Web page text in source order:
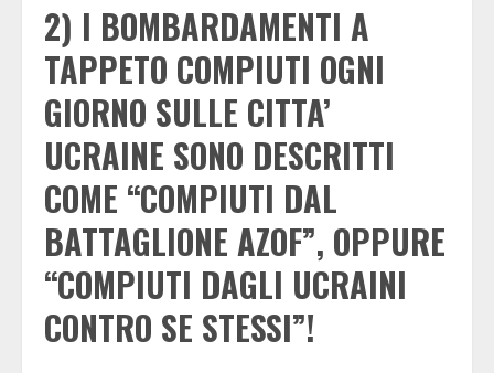
2) I BOMBARDAMENTI A
TAPPETO COMPIUTI OGNI
GIORNO SULLE CITTA’
UCRAINE SONO DESCRITTI
COME “COMPIUTI DAL
BATTAGLIONE AZOF”, OPPURE
“COMPIUTI DAGLI UCRAINI
CONTRO SE STESSI”!